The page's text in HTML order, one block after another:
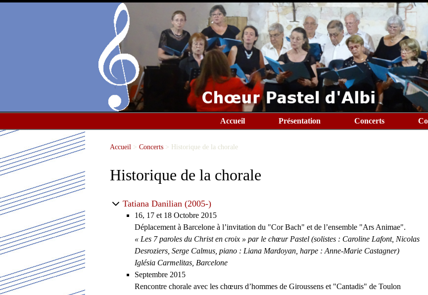
Accueil Présentation Concerts
Accueil > Concerts > Historique de la chorale
Historique de la chorale
Tatiana Danilian (2005-)
16, 17 et 18 Octobre 2015
Déplacement à Barcelone à l’invitation du "Cor Bach" et de l’ensemble "Ars Animae".
« Les 7 paroles du Christ en croix » par le chœur Pastel (solistes : Caroline Lafont, Nicolas
Desroziers, Serge Calmus, piano : Liana Mardoyan, harpe : Anne-Marie Castagner)
Iglésia Carmelitas, Barcelone
Septembre 2015
Rencontre chorale avec les chœurs d’hommes de Giroussens et "Cantadis" de Toulon